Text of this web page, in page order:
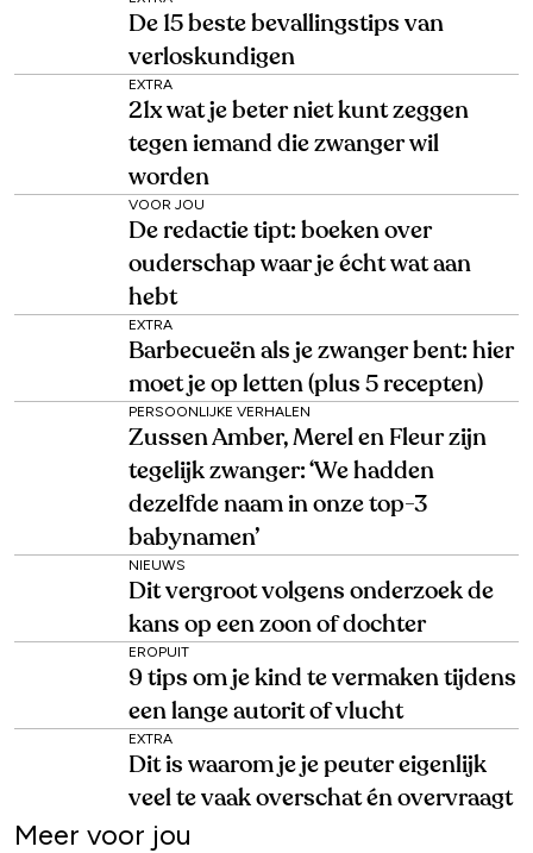
De 15 beste bevallingstips van
verloskundigen
EXTRA
21x wat je beter niet kunt zeggen
tegen iemand die zwanger wil
worden
VOOR JOU
De redactie tipt: boeken over
ouderschap waar je écht wat aan
hebt
EXTRA
Barbecueën als je zwanger bent: hier
moet je op letten (plus 5 recepten)
PERSOONLIJKE VERHALEN
Zussen Amber, Merel en Fleur zijn
tegelijk zwanger: ‘We hadden
dezelfde naam in onze top-3
babynamen’
NIEUWS
Dit vergroot volgens onderzoek de
kans op een zoon of dochter
EROPUIT
9 tips om je kind te vermaken tijdens
een lange autorit of vlucht
EXTRA
Dit is waarom je je peuter eigenlijk
veel te vaak overschat én overvraagt
Meer voor jou